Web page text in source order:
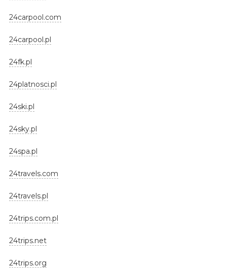
24carpool.com
24carpool.pl
24fk.pl
24platnosci.pl
24ski.pl
24sky.pl
24spa.pl
24travels.com
24travels.pl
24trips.com.pl
24trips.net
24trips.org